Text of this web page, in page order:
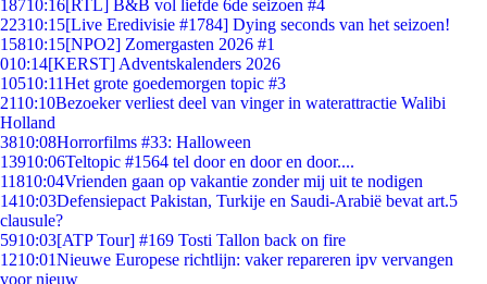
18710:16[RTL] B&B vol liefde 6de seizoen #4
22310:15[Live Eredivisie #1784] Dying seconds van het seizoen!
15810:15[NPO2] Zomergasten 2026 #1
010:14[KERST] Adventskalenders 2026
10510:11Het grote goedemorgen topic #3
2110:10Bezoeker verliest deel van vinger in waterattractie Walibi
Holland
3810:08Horrorfilms #33: Halloween
13910:06Teltopic #1564 tel door en door en door....
11810:04Vrienden gaan op vakantie zonder mij uit te nodigen
1410:03Defensiepact Pakistan, Turkije en Saudi-Arabië bevat art.5
clausule?
5910:03[ATP Tour] #169 Tosti Tallon back on fire
1210:01Nieuwe Europese richtlijn: vaker repareren ipv vervangen
voor nieuw